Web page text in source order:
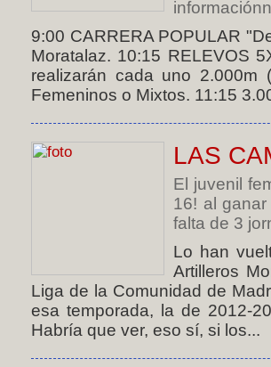
9:00 CARRERA POPULAR
Moratalaz. 10:15 RELEVOS
realizarán cada uno 2.000m
Femeninos o Mixtos. 11:15
LAS
El juvenil
16! al
falta de 3
Lo han
Artilleros
Liga de la Comunidad de
esa temporada, la de 2012-
Habría que ver, eso sí, si los...